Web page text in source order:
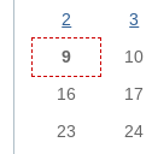
2
3
9
10
16
17
23
24